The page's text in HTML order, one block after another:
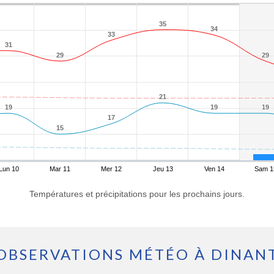
31
31
29
29
33
33
35
35
34
34
29
29
19
19
15
15
17
17
21
21
19
19 19
19
10 Mar 11 Mer 12 Jeu 13 Ven 14 Sam
Températures et précipitations pour les prochains jours.
MÉTÉO À